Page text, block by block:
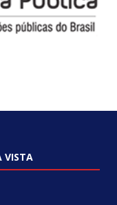
VISTA